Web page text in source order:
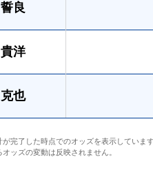
良
洋
也
完了した時点でのオッズを表示していま
ッズの変動は反映されません。